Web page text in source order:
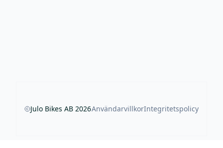
Julo Bikes AB 2026AnvändarvillkorIntegritetspolicy